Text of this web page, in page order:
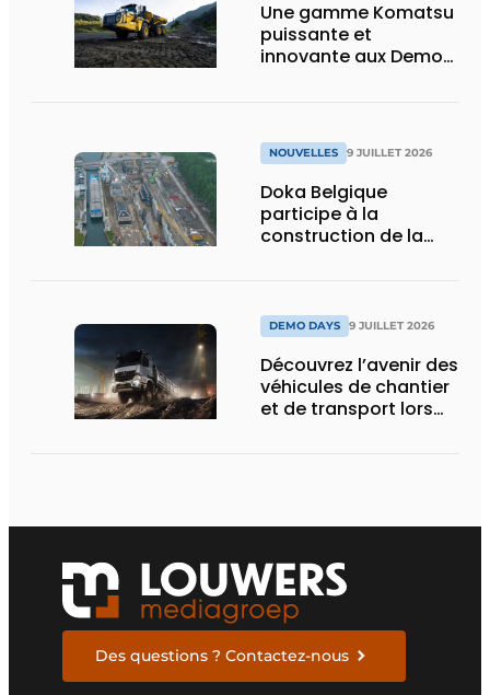
Une gamme Komatsu
puissante et
innovante aux Demo
NOUVELLES 9 JUILLET 2026
Doka Belgique
participe à la
construction de la
DEMO DAYS 9 JUILLET 2026
Découvrez l’avenir des
véhicules de chantier
et de transport lors
Des questions ? Contactez-nous